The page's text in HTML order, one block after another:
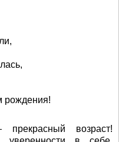
рождения!
возраст!